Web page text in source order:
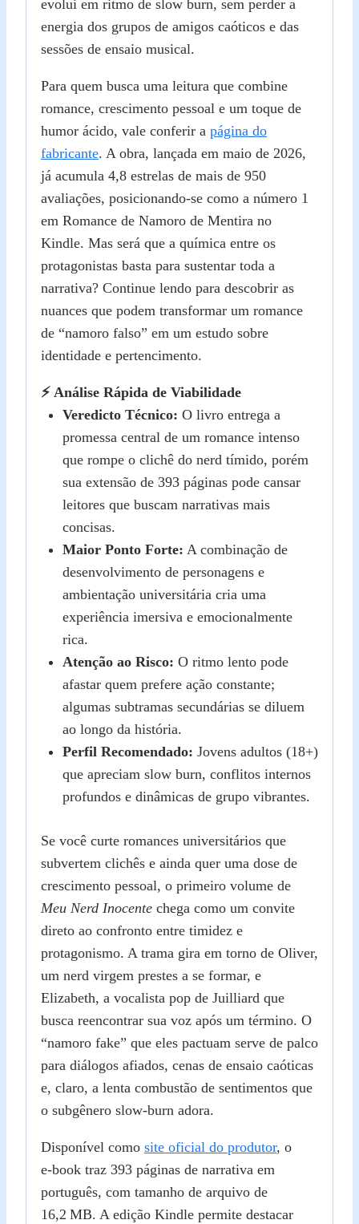
evolui em ritmo de slow burn, sem perder a
energia dos grupos de amigos caóticos e das
sessões de ensaio musical.
Para quem busca uma leitura que combine
romance, crescimento pessoal e um toque de
humor ácido, vale conferir a página do
fabricante. A obra, lançada em maio de 2026,
já acumula 4,8 estrelas de mais de 950
avaliações, posicionando‑se como a número 1
em Romance de Namoro de Mentira no
Kindle. Mas será que a química entre os
protagonistas basta para sustentar toda a
narrativa? Continue lendo para descobrir as
nuances que podem transformar um romance
de “namoro falso” em um estudo sobre
identidade e pertencimento.
⚡ Análise Rápida de Viabilidade
Veredicto Técnico: O livro entrega a
promessa central de um romance intenso
que rompe o clichê do nerd tímido, porém
sua extensão de 393 páginas pode cansar
leitores que buscam narrativas mais
concisas.
Maior Ponto Forte: A combinação de
desenvolvimento de personagens e
ambientação universitária cria uma
experiência imersiva e emocionalmente
rica.
Atenção ao Risco: O ritmo lento pode
afastar quem prefere ação constante;
algumas subtramas secundárias se diluem
ao longo da história.
Perfil Recomendado: Jovens adultos (18+)
que apreciam slow burn, conflitos internos
profundos e dinâmicas de grupo vibrantes.
Se você curte romances universitários que
subvertem clichês e ainda quer uma dose de
crescimento pessoal, o primeiro volume de
Meu Nerd Inocente chega como um convite
direto ao confronto entre timidez e
protagonismo. A trama gira em torno de Oliver,
um nerd virgem prestes a se formar, e
Elizabeth, a vocalista pop de Juilliard que
busca reencontrar sua voz após um término. O
“namoro fake” que eles pactuam serve de palco
para diálogos afiados, cenas de ensaio caóticas
e, claro, a lenta combustão de sentimentos que
o subgênero slow‑burn adora.
Disponível como site oficial do produtor, o
e‑book traz 393 páginas de narrativa em
português, com tamanho de arquivo de
16,2 MB. A edição Kindle permite destacar